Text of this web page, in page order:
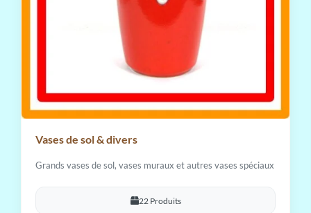
Vases de sol & divers
Grands vases de sol, vases muraux et autres vases spéciaux
22 Produits